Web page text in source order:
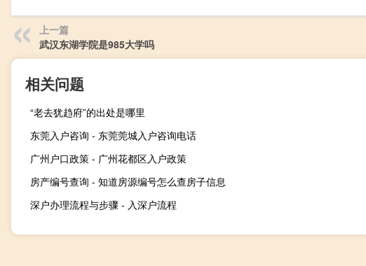
上一篇
武汉东湖学院是985大学吗
相关问题
“老去犹趋府”的出处是哪里
东莞入户咨询 - 东莞莞城入户咨询电话
广州户口政策 - 广州花都区入户政策
房产编号查询 - 知道房源编号怎么查房子信息
深户办理流程与步骤 - 入深户流程